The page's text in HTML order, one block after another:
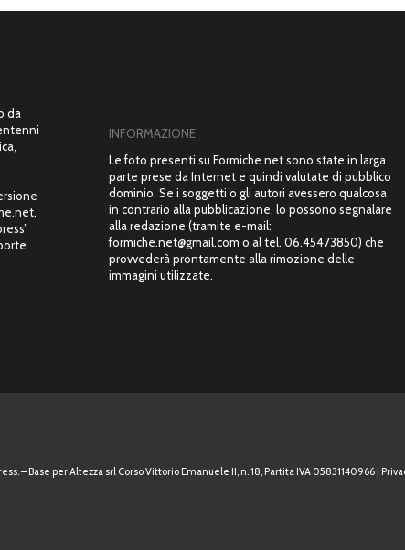
da
INFORMAZIONE
Le foto presenti su Formiche.net sono state in larga
parte prese da Internet e quindi valutate di pubblico
dominio. Se i soggetti o gli autori avessero qualcosa
in contrario alla pubblicazione, lo possono segnalare
alla redazione (tramite e-mail:
formiche.net@gmail.com o al tel. 06.45473850) che
provvederà prontamente alla rimozione delle
immagini utilizzate.